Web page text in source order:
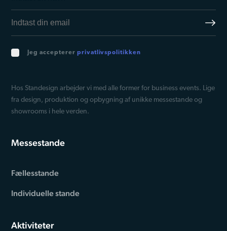
Jeg accepterer privatlivspolitikken
Hos Standesign arbejder vi med alle former for business events. Lige
fra design, produktion og opbygning af unikke messestande og
showrooms i hele verden.
Messestande
Fællesstande
Individuelle stande
Aktiviteter